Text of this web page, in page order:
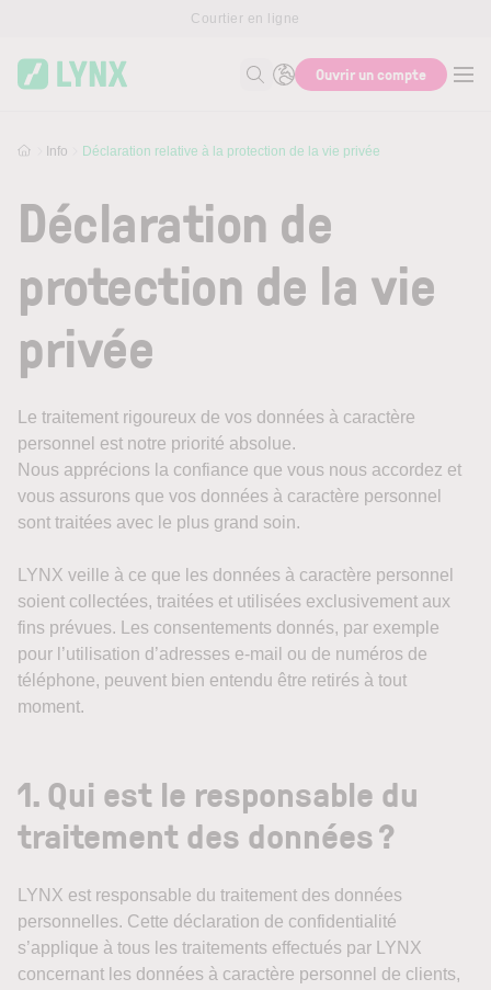
Courtier en ligne
RechercheOuvrir un compte
Info Déclaration relative à la protection de la vie privée
Déclaration de
protection de la vie
privée
Le traitement rigoureux de vos données à caractère
personnel est notre priorité absolue.
Nous apprécions la confiance que vous nous accordez et
vous assurons que vos données à caractère personnel
sont traitées avec le plus grand soin.
LYNX veille à ce que les données à caractère personnel
soient collectées, traitées et utilisées exclusivement aux
fins prévues. Les consentements donnés, par exemple
pour l’utilisation d’adresses e-mail ou de numéros de
téléphone, peuvent bien entendu être retirés à tout
moment.
1. Qui est le responsable du
traitement des données ?
LYNX est responsable du traitement des données
personnelles. Cette déclaration de confidentialité
s’applique à tous les traitements effectués par LYNX
concernant les données à caractère personnel de clients,